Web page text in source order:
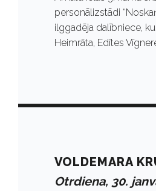
a
personālizstādi
ilggadēja dalībniece,
Heimrāta, Edītes
VOLDEMARA
Otrdiena, 30.